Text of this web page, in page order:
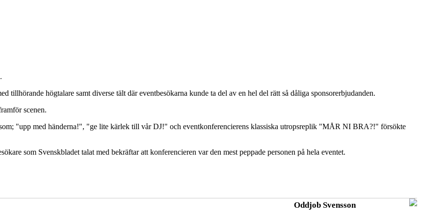
tillhörande högtalare samt diverse tält där eventbesökarna kunde ta del av en hel del rätt så dåliga sponsorerbjudanden.
scenen.
"upp med händerna!", "ge lite kärlek till vår DJ!" och eventkonferencierens klassiska utropsreplik "MÅR NI BRA?!" försökte
som Svenskbladet talat med bekräftar att konferencieren var den mest peppade personen på hela eventet.
Oddjob Svensson